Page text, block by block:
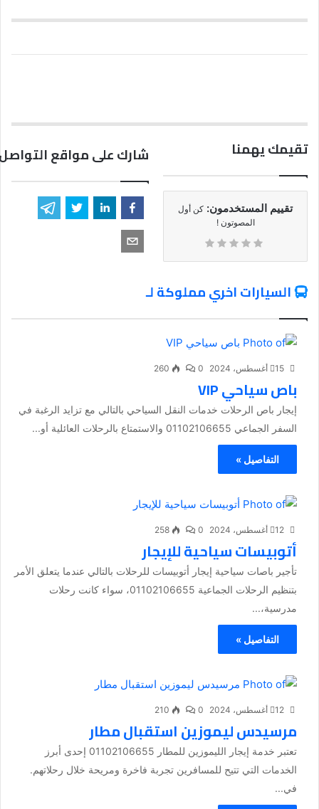
تقيمك يهمنا
تقييم المستخدمون: كن أول
المصوتون !
شارك على مواقع
السيارات اخري مملوكة لـ
15 أغسطس، 2024 0
260
باص سياحي VIP
إيجار باص الرحلات خدمات النقل السياحي بالتالي مع تزايد الرغبة في
السفر الجماعي 01102106655 والاستمتاع بالرحلات العائلية أو...
التفاصيل »
12 أغسطس، 2024 0
258
أتوبيسات سياحية للإيجار
تأجير باصات سياحية إيجار أتوبيسات للرحلات بالتالي عندما يتعلق الأمر
بتنظيم الرحلات الجماعية 01102106655، سواء كانت رحلات
مدرسية،...
التفاصيل »
12 أغسطس، 2024 0
210
مرسيدس ليموزين استقبال مطار
تعتبر خدمة إيجار الليموزين للمطار 01102106655 إحدى أبرز
الخدمات التي تتيح للمسافرين تجربة فاخرة ومريحة خلال رحلاتهم.
في...